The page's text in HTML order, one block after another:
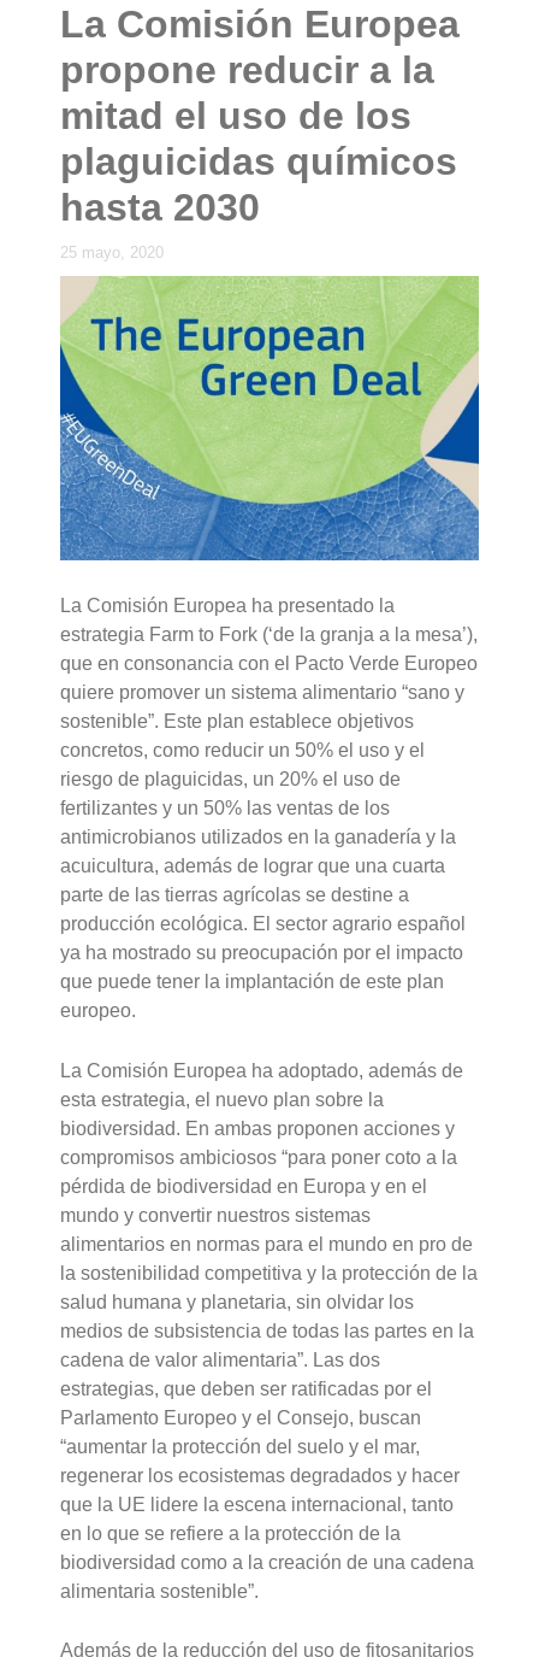
La Comisión Europea
propone reducir a la
mitad el uso de los
plaguicidas químicos
hasta 2030
25 mayo, 2020
La Comisión Europea ha presentado la
estrategia Farm to Fork (‘de la granja a la mesa’),
que en consonancia con el Pacto Verde Europeo
quiere promover un sistema alimentario “sano y
sostenible”. Este plan establece objetivos
concretos, como reducir un 50% el uso y el
riesgo de plaguicidas, un 20% el uso de
fertilizantes y un 50% las ventas de los
antimicrobianos utilizados en la ganadería y la
acuicultura, además de lograr que una cuarta
parte de las tierras agrícolas se destine a
producción ecológica. El sector agrario español
ya ha mostrado su preocupación por el impacto
que puede tener la implantación de este plan
europeo.
La Comisión Europea ha adoptado, además de
esta estrategia, el nuevo plan sobre la
biodiversidad. En ambas proponen acciones y
compromisos ambiciosos “para poner coto a la
pérdida de biodiversidad en Europa y en el
mundo y convertir nuestros sistemas
alimentarios en normas para el mundo en pro de
la sostenibilidad competitiva y la protección de la
salud humana y planetaria, sin olvidar los
medios de subsistencia de todas las partes en la
cadena de valor alimentaria”. Las dos
estrategias, que deben ser ratificadas por el
Parlamento Europeo y el Consejo, buscan
“aumentar la protección del suelo y el mar,
regenerar los ecosistemas degradados y hacer
que la UE lidere la escena internacional, tanto
en lo que se refiere a la protección de la
biodiversidad como a la creación de una cadena
alimentaria sostenible”.
Además de la reducción del uso de fitosanitarios